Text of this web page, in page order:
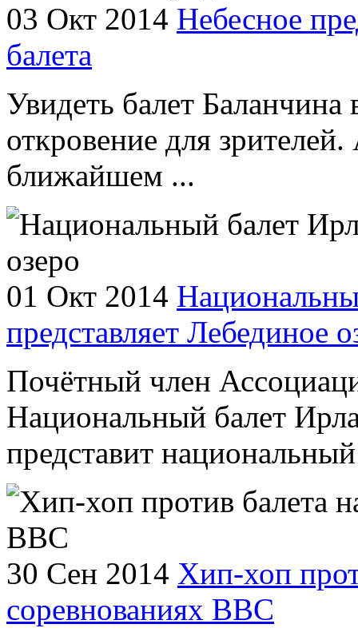
03 Окт 2014 Небесное
балета
Увидеть балет
откровение для
ближайшем ...
01 Окт 2014
представляет Лебединое
Почётный член
Национальный балет
представит
30 Сен 2014 Хип-хоп
соревнованиях ВВС